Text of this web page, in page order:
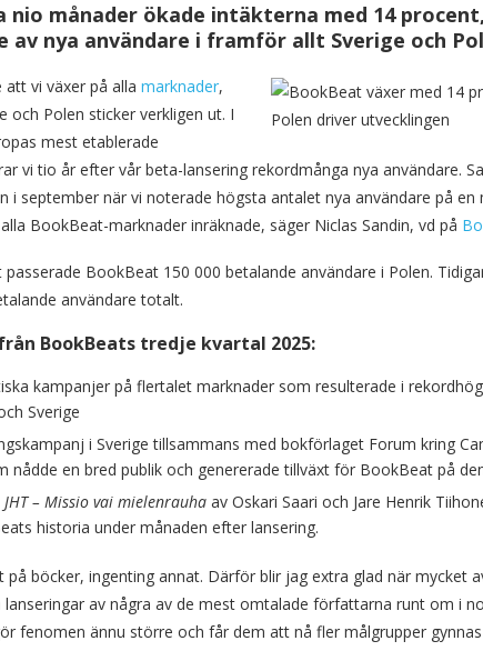
nio månader ökade intäkterna med 14
nya användare i framför allt Sverige och
vi växer på alla marknader,
och Polen sticker verkligen ut. I
mest etablerade
vi tio år efter vår beta-lansering rekordmånga nya användare.
i september när vi noterade högsta antalet nya användare på en
BookBeat-marknader inräknade, säger Niclas Sandin, vd på
BookBeat 150 000 betalande användare i Polen.
användare totalt.
BookBeats tredje kvartal 2025:
kampanjer på flertalet marknader som resulterade i
Sverige
i Sverige tillsammans med bokförlaget Forum kring
nådde en bred publik och genererade tillväxt för BookBeat på
JHT – Missio vai mielenrauha av Oskari Saari och Jare Henrik
historia under månaden efter lansering.
på böcker, ingenting annat. Därför blir jag extra glad när mycket
av några av de mest omtalade författarna runt om i
fenomen ännu större och får dem att nå fler målgrupper